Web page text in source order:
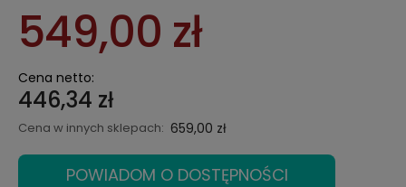
549,00 zł
Cena netto:
446,34 zł
Cena w innych sklepach: 659,00 zł
POWIADOM O DOSTĘPNOŚCI